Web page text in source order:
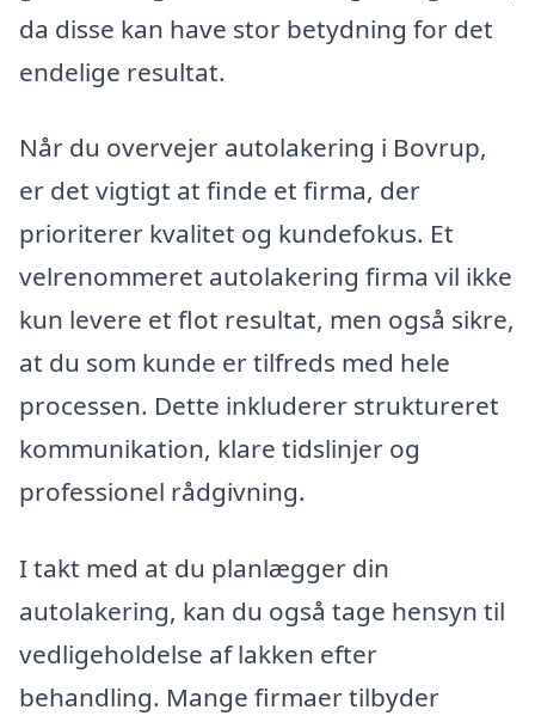
da disse kan have stor betydning for det
endelige resultat.
Når du overvejer autolakering i Bovrup,
er det vigtigt at finde et firma, der
prioriterer kvalitet og kundefokus. Et
velrenommeret autolakering firma vil ikke
kun levere et flot resultat, men også sikre,
at du som kunde er tilfreds med hele
processen. Dette inkluderer struktureret
kommunikation, klare tidslinjer og
professionel rådgivning.
I takt med at du planlægger din
autolakering, kan du også tage hensyn til
vedligeholdelse af lakken efter
behandling. Mange firmaer tilbyder